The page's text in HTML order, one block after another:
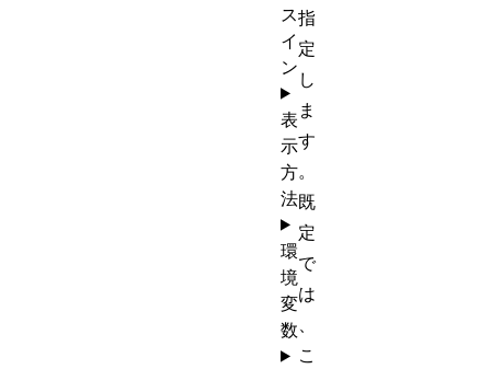
指
定
し
ま
す
。
既
定
で
は
、
こ
ス
イ
ン
表
示
方
法
環
境
変
数